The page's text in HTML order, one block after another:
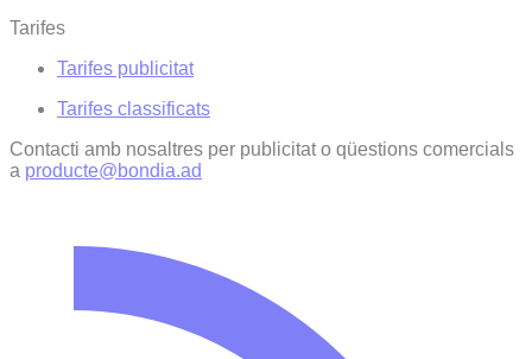
Tarifes
Tarifes publicitat
Tarifes classificats
Contacti amb nosaltres per publicitat o qüestions comercials
a producte@bondia.ad